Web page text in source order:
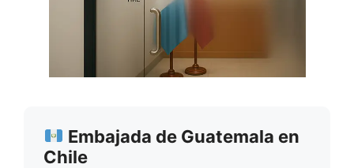
Embajada de Guatemala en
Chile